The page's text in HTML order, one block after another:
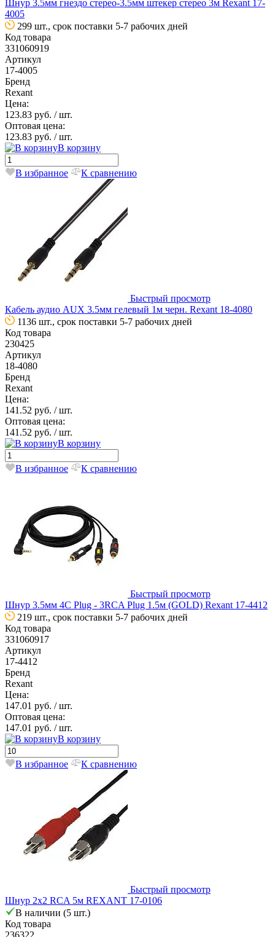
Шнур 3.5мм гнездо стерео-3.5мм штекер стерео 3м Rexant 17-
4005
299 шт., срок поставки 5-7 рабочих дней
Код товара
331060919
Артикул
17-4005
Бренд
Rexant
Цена:
123.83 руб. / шт.
Оптовая цена:
123.83 руб. / шт.
В корзину
В избранное К сравнению
Быстрый просмотр
Кабель аудио AUX 3.5мм гелевый 1м черн. Rexant 18-4080
1136 шт., срок поставки 5-7 рабочих дней
Код товара
230425
Артикул
18-4080
Бренд
Rexant
Цена:
141.52 руб. / шт.
Оптовая цена:
141.52 руб. / шт.
В корзину
В избранное К сравнению
Быстрый просмотр
Шнур 3.5мм 4C Plug - 3RCA Plug 1.5м (GOLD) Rexant 17-4412
219 шт., срок поставки 5-7 рабочих дней
Код товара
331060917
Артикул
17-4412
Бренд
Rexant
Цена:
147.01 руб. / шт.
Оптовая цена:
147.01 руб. / шт.
В корзину
В избранное К сравнению
Быстрый просмотр
Шнур 2х2 RCA 5м REXANT 17-0106
В наличии (5 шт.)
Код товара
236322